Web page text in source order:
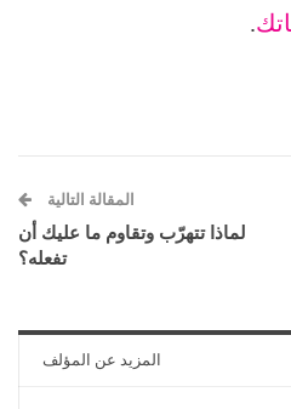
.
المقالة التالية
لماذا تتهرّب وتقاوم ما عليك أن
تفعله؟
المزيد عن المؤلف